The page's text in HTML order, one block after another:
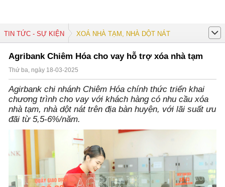
TIN TỨC - SỰ KIỆN XOÁ NHÀ TẠM, NHÀ DỘT NÁT
Agribank Chiêm Hóa cho vay hỗ trợ xóa nhà tạm
Thứ ba, ngày 18-03-2025
Agirbank chi nhánh Chiêm Hóa chính thức triển khai
chương trình cho vay với khách hàng có nhu cầu xóa
nhà tạm, nhà dột nát trên địa bàn huyện, với lãi suất ưu
đãi từ 5,5-6%/năm.